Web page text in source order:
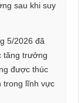
sau khi suy
5/2026 đã
tăng trưởng
được thúc
trong lĩnh vực